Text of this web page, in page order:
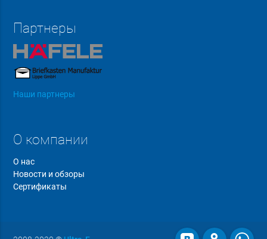
Партнеры
Наши партнеры
О компании
О нас
Новости и обзоры
Сертификаты